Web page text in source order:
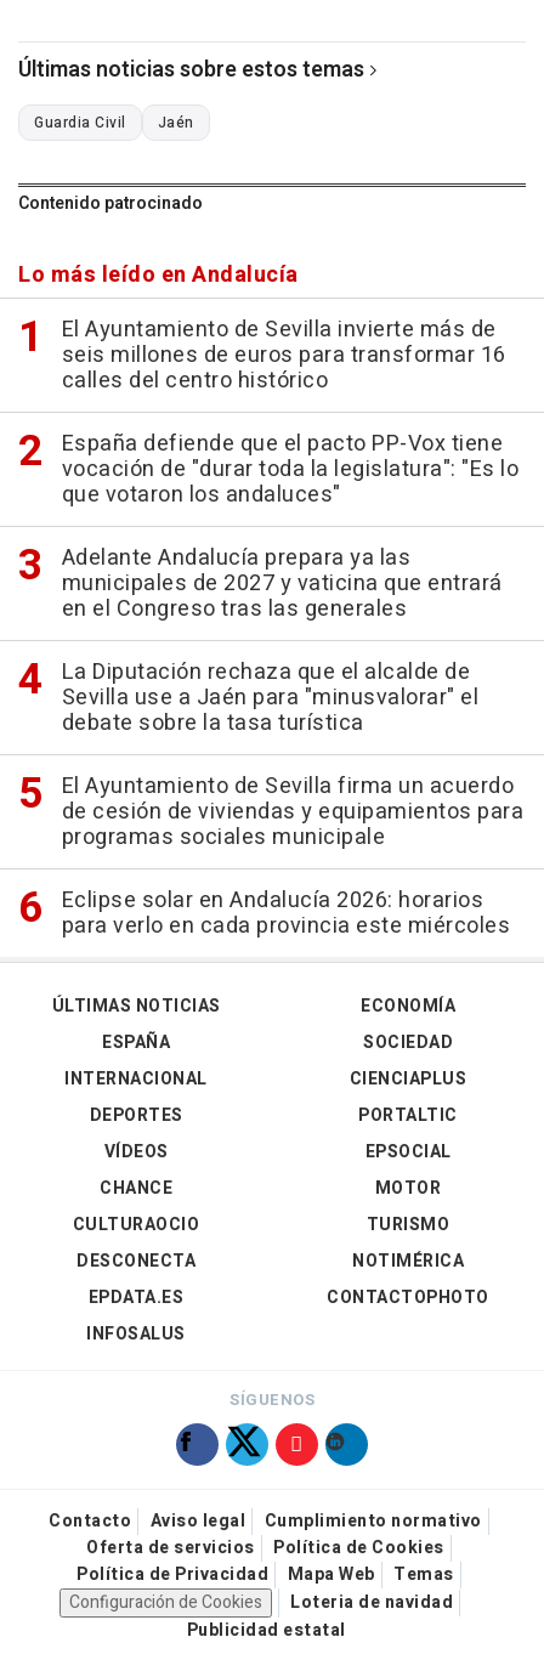
Últimas noticias sobre estos temas
Guardia Civil Jaén
Contenido patrocinado
Lo más leído en Andalucía
El Ayuntamiento de Sevilla invierte más de
seis millones de euros para transformar 16
calles del centro histórico
España defiende que el pacto PP-Vox tiene
vocación de "durar toda la legislatura": "Es lo
que votaron los andaluces"
Adelante Andalucía prepara ya las
municipales de 2027 y vaticina que entrará
en el Congreso tras las generales
La Diputación rechaza que el alcalde de
Sevilla use a Jaén para "minusvalorar" el
debate sobre la tasa turística
El Ayuntamiento de Sevilla firma un acuerdo
de cesión de viviendas y equipamientos para
programas sociales municipale
Eclipse solar en Andalucía 2026: horarios
para verlo en cada provincia este miércoles
ÚLTIMAS NOTICIAS
ESPAÑA
INTERNACIONAL
DEPORTES
VÍDEOS
ECONOMÍA
SOCIEDAD
CIENCIAPLUS
PORTALTIC
EPSOCIAL
CHANCE
CULTURAOCIO
DESCONECTA
EPDATA.ES
INFOSALUS
MOTOR
TURISMO
NOTIMÉRICA
CONTACTOPHOTO
SÍGUENOS
Contacto Aviso legal
Cumplimiento normativo
Oferta de servicios
Política de Cookies
Política de Privacidad
Mapa Web
Temas
Configuración de Cookies
Loteria de navidad
Publicidad estatal